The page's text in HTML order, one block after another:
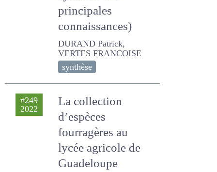
principales
connaissances)
DURAND Patrick, VERTES
FRANCOISE
synthèse
#249
2022
La collection
d’espèces
fourragères au
lycée agricole de
Guadeloupe